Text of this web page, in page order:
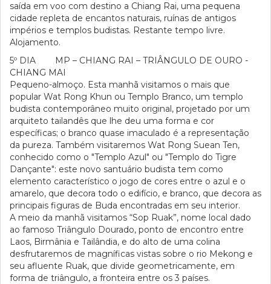
saída em voo com destino a Chiang Rai, uma pequena
cidade repleta de encantos naturais, ruínas de antigos
impérios e templos budistas. Restante tempo livre.
Alojamento.
5º DIA MP – CHIANG RAI – TRIÂNGULO DE OURO -
CHIANG MAI
Pequeno-almoço. Esta manhã visitamos o mais que
popular Wat Rong Khun ou Templo Branco, um templo
budista contemporâneo muito original, projetado por um
arquiteto tailandês que lhe deu uma forma e cor
específicas; o branco quase imaculado é a representação
da pureza. Também visitaremos Wat Rong Suean Ten,
conhecido como o "Templo Azul" ou "Templo do Tigre
Dançante": este novo santuário budista tem como
elemento característico o jogo de cores entre o azul e o
amarelo, que decora todo o edifício, e branco, que decora as
principais figuras de Buda encontradas em seu interior.
A meio da manhã visitamos “Sop Ruak”, nome local dado
ao famoso Triângulo Dourado, ponto de encontro entre
Laos, Birmânia e Tailândia, e do alto de uma colina
desfrutaremos de magníficas vistas sobre o rio Mekong e
seu afluente Ruak, que divide geometricamente, em
forma de triângulo, a fronteira entre os 3 países.